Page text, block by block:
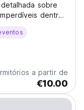
sobre
dentro
a partir de
€10.00